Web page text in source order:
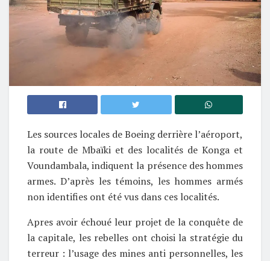
Les sources locales de Boeing derrière l’aéroport,
la route de Mbaïki et des localités de Konga et
Voundambala, indiquent la présence des hommes
armes. D’après les témoins, les hommes armés
non identifies ont été vus dans ces localités.
Apres avoir échoué leur projet de la conquête de
la capitale, les rebelles ont choisi la stratégie du
terreur : l’usage des mines anti personnelles, les